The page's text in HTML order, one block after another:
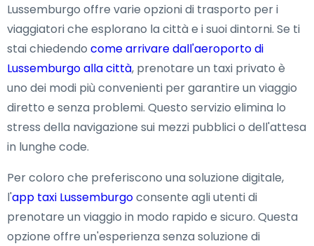
Lussemburgo offre varie opzioni di trasporto per i
viaggiatori che esplorano la città e i suoi dintorni. Se ti
stai chiedendo come arrivare dall'aeroporto di
Lussemburgo alla città, prenotare un taxi privato è
uno dei modi più convenienti per garantire un viaggio
diretto e senza problemi. Questo servizio elimina lo
stress della navigazione sui mezzi pubblici o dell'attesa
in lunghe code.
Per coloro che preferiscono una soluzione digitale,
l'app taxi Lussemburgoconsente agli utenti di
prenotare un viaggio in modo rapido e sicuro. Questa
opzione offre un'esperienza senza soluzione di